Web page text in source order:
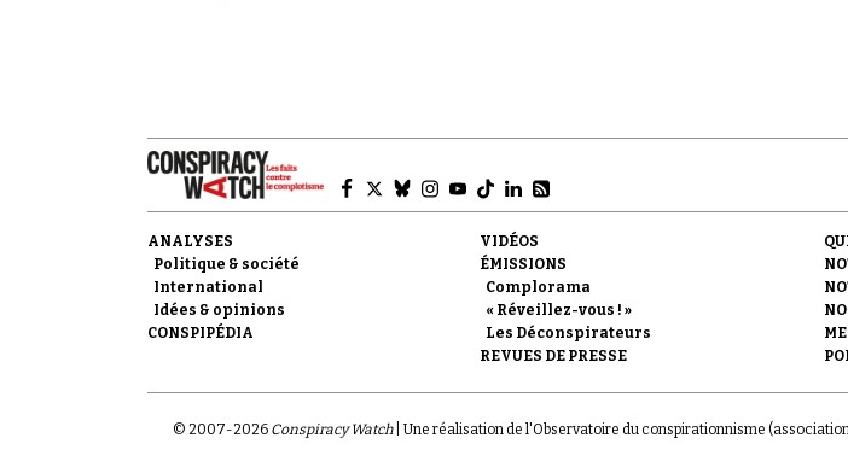
ANALYSES
Politique & société
International
Idées & opinions
CONSPIPÉDIA
VIDÉOS
ÉMISSIONS
Complorama
« Réveillez-vous ! »
Les Déconspirateurs
REVUES DE PRESSE
© 2007-2026 Conspiracy Watch| Une réalisation de l'Observatoire du conspirationnisme